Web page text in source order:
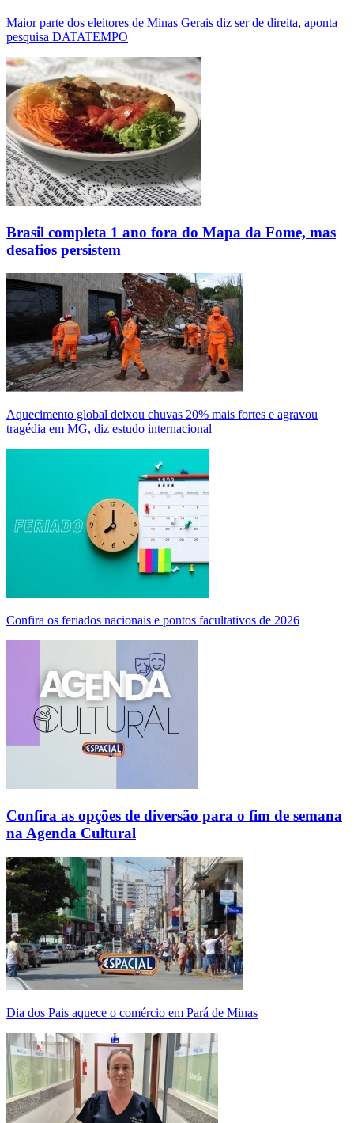
Maior parte dos eleitores de Minas Gerais diz ser de direita, aponta
pesquisa DATATEMPO
Brasil completa 1 ano fora do Mapa da Fome, mas
desafios persistem
Aquecimento global deixou chuvas 20% mais fortes e agravou
tragédia em MG, diz estudo internacional
Confira os feriados nacionais e pontos facultativos de 2026
Confira as opções de diversão para o fim de semana
na Agenda Cultural
Dia dos Pais aquece o comércio em Pará de Minas